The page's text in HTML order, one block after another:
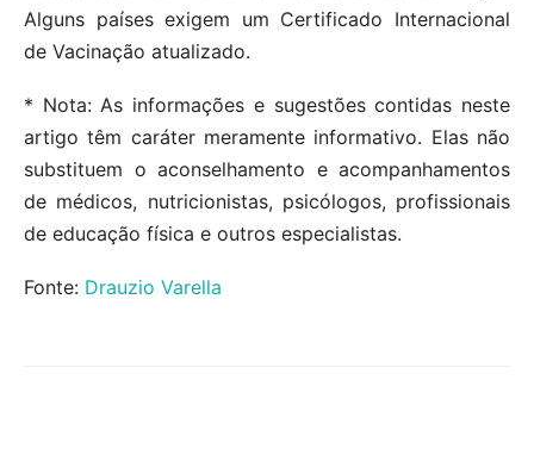
Alguns países exigem um Certificado Internacional
de Vacinação atualizado.
* Nota: As informações e sugestões contidas neste
artigo têm caráter meramente informativo. Elas não
substituem o aconselhamento e acompanhamentos
de médicos, nutricionistas, psicólogos, profissionais
de educação física e outros especialistas.
Fonte: Drauzio Varella